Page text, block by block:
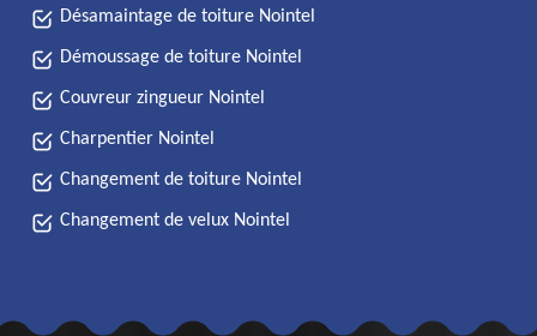
Désamaintage de toiture Nointel
Démoussage de toiture Nointel
Couvreur zingueur Nointel
Charpentier Nointel
Changement de toiture Nointel
Changement de velux Nointel